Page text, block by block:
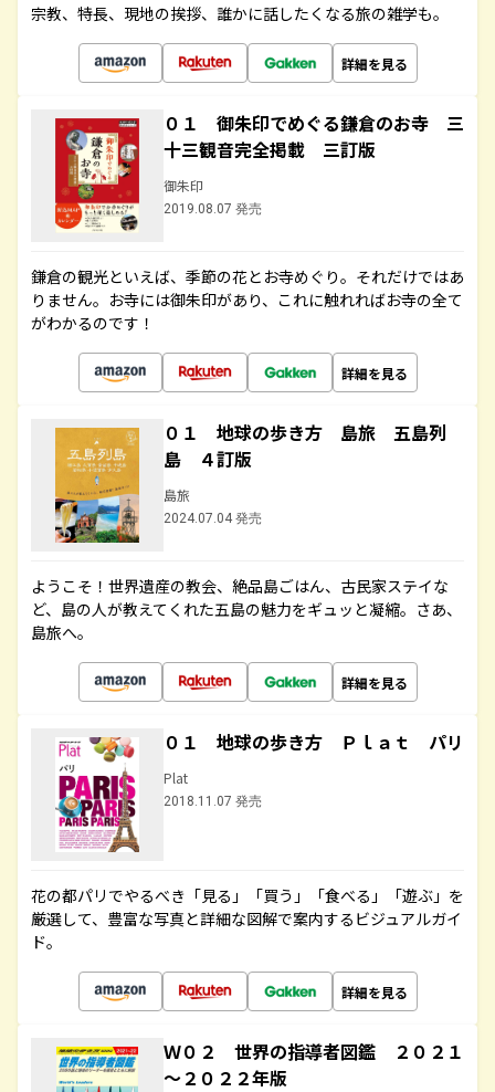
宗教、特長、現地の挨拶、誰かに話したくなる旅の雑学も。
詳細を見る
０１ 御朱印でめぐる鎌倉のお寺 三
十三観音完全掲載 三訂版
御朱印
2019.08.07 発売
鎌倉の観光といえば、季節の花とお寺めぐり。それだけではあ
りません。お寺には御朱印があり、これに触れればお寺の全て
がわかるのです！
詳細を見る
０１ 地球の歩き方 島旅 五島列
島 ４訂版
島旅
2024.07.04 発売
ようこそ！世界遺産の教会、絶品島ごはん、古民家ステイな
ど、島の人が教えてくれた五島の魅力をギュッと凝縮。さあ、
島旅へ。
詳細を見る
０１ 地球の歩き方 Ｐｌａｔ パリ
Plat
2018.11.07 発売
花の都パリでやるべき「見る」「買う」「食べる」「遊ぶ」を
厳選して、豊富な写真と詳細な図解で案内するビジュアルガイ
ド。
詳細を見る
Ｗ０２ 世界の指導者図鑑 ２０２１
～２０２２年版